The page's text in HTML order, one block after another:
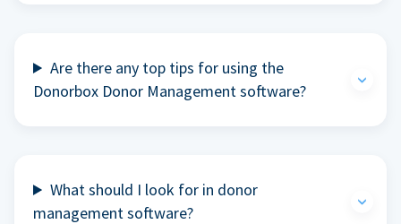
Are there any top tips for using the
Donorbox Donor Management software?
What should I look for in donor
management software?